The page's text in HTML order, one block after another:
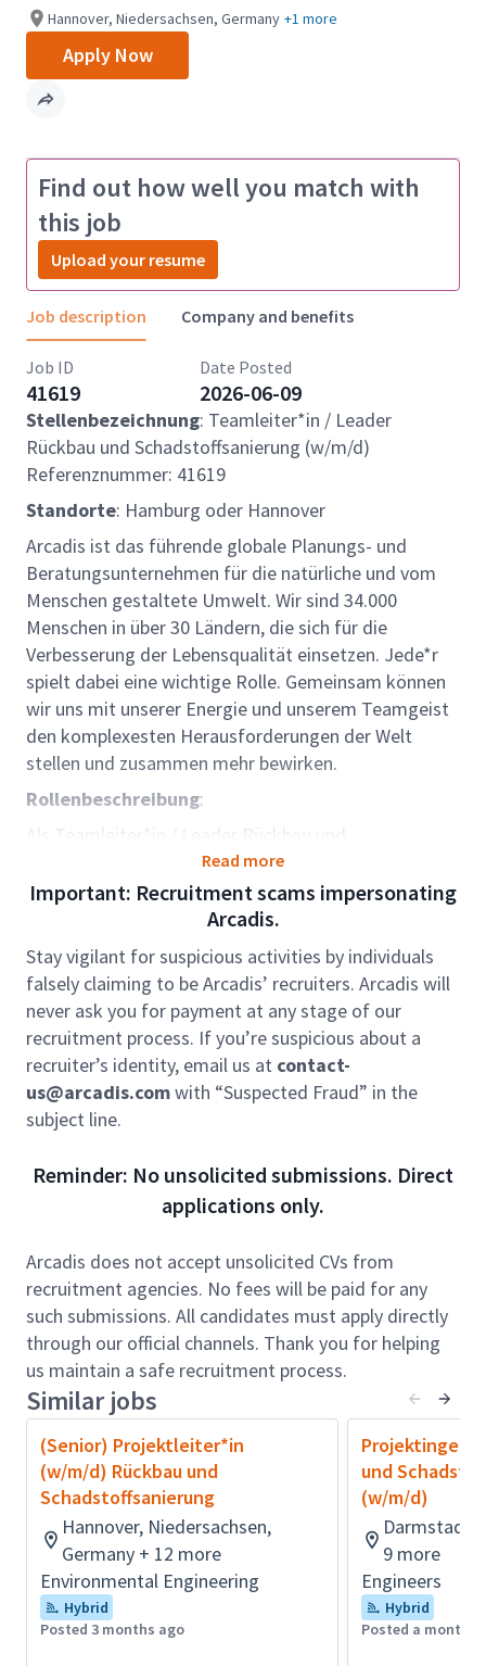
Hannover, Niedersachsen, Germany +1 more
Apply Now
Find out how well you match with
this job
Upload your resume
Job description Company and benefits
Job ID
41619
Date Posted
2026-06-09
Stellenbezeichnung: Teamleiter*in / Leader
Rückbau und Schadstoffsanierung (w/m/d)
Referenznummer: 41619
Standorte: Hamburg oder Hannover
Arcadis ist das führende globale Planungs- und
Beratungsunternehmen für die natürliche und vom
Menschen gestaltete Umwelt. Wir sind 34.000
Menschen in über 30 Ländern, die sich für die
Verbesserung der Lebensqualität einsetzen. Jede*r
spielt dabei eine wichtige Rolle. Gemeinsam können
wir uns mit unserer Energie und unserem Teamgeist
den komplexesten Herausforderungen der Welt
stellen und zusammen mehr bewirken.
Rollenbeschreibung:
Als Teamleiter*in / Leader Rückbau und
Schadstoffsanierung / D4 (Deactivation,
Decommissioning, Decontamination, Demolition)
leiten Sie die Geschäftseinheit von mind. 8
Mitarbeiter*innen mit der Verantwortung für die
Erbringung der Servicequalität innerhalb der
Geschäftseinheiten; ferner überwachen Sie die
Umsetzung der Strategie zur Gewährleistung von
Servicequalität, exzellentem Service und profitablem
Wachstum innerhalb der Einheit, um die Erreichung
der Geschäftsziele zu unterstützen.
innerhalb der Sparte Environmental Restoration für
die Bereiche Rückbau und Schadstoffsanierung
durchgeführt und für unsere Kunden aus der
Privatwirtschaft, Industrie sowie der öffentlichen
Hand vorrangig in Hamburg & Hannover realisiert.
Rollenverantwortung:
Als Teamleiter*in / Leader leiten Sie die
Geschäftseinheit mit der Verantwortung für die
Erbringung der Servicequalität innerhalb der
Operatives
Geschäft:Programm-/Projektmanagement-
Aktivitäten
Führung:Vermittlung von
Unternehmensvisionen und -zielen, Motivation
(Engagement) und Entwicklung eines
vielfältigen Teams; Coaching und Begleitung
Read more
Important: Recruitment scams impersonating
Arcadis.
Stay vigilant for suspicious activities by individuals
falsely claiming to be Arcadis’ recruiters. Arcadis will
never ask you for payment at any stage of our
recruitment process. If you’re suspicious about a
recruiter’s identity, email us at contact-
us@arcadis.comwith “Suspected Fraud” in the
subject line.
Reminder: No unsolicited submissions. Direct
applications only.
Arcadis does not accept unsolicited CVs from
recruitment agencies. No fees will be paid for any
such submissions. All candidates must apply directly
through our official channels. Thank you for helping
us maintain a safe recruitment process.
Similar jobs
(Senior) Projektleiter*in
(w/m/d) Rückbau und
Schadstoffsanierung
Hannover, Niedersachsen,
Germany + 12 more
Environmental Engineering
Hybrid
Posted 3 months ago
und
(w/m/d)
Darmstadt,
9 more
Engineers
Hybrid
Posted a month